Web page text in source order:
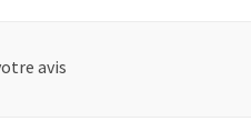
avis